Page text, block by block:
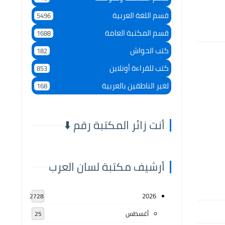
قسم اللغة العربية 5496
قسم المكتبة العامة 1688
كتب الحواش 182
كتب للقراءة أونلاين 853
لغير الناطقين بالعربية 168
أنت زائر المكتبة رقم ⬇️
أرشيف مكتبة لسان العرب
2026
2728
أغسطس 25